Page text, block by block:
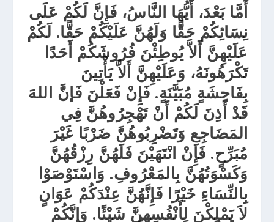
أَمَّا بَعْدَ، أَيُّهَا النَّاسُ، فَإِنَّ لَكُمْ عَلَى
نِسَائِكُمْ حَقًّا وَلَهُنَّ عَلَيْكُمْ حَقًّا. لَكُمْ
عَلَيْهِنَّ أَلاَّ يُوطِئْنَ فُرُوشَكُمْ أَحَدًا
تَكْرَهُونَهُ، وَعَلَيْهِنَّ أَلاَّ يَأْتِينَ
بِفَاحِشَةٍ مُبَيَّنَةٍ. فَإِنْ فَعَلْنَ فَإنَّ اللهَ
قَدْ أَذِنَ لَكُمْ أَنْ تَهْجِرُوهُنَّ فِي
المَضَاجِعِ وَتَضْرِبُوهُنَّ ضَرْبًا غَيْرَ
مُبَرِّحٍ. فَإِنْ انْتَهَيْنَ فَلَهُنَّ رِزْقُهُنَّ
وَكَسْوَتُهُنَّ بِالمَعْرُوفِ. وَاسْتَوْصَوْا
بِالنِّسَاءِ خَيْرًا فَإِنَّهُنَّ عِنْدَكُمْ عَوَانٍ
لاَ يَمْلِكْنَ لِأَنْفُسِهِنَّ شَيْئًا. وَإِنَّكُمْ